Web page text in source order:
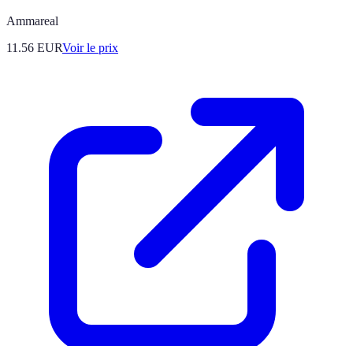
Ammareal
11.56 EURVoir le prix